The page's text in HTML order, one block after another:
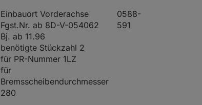
Einbauort Vorderachse
Fgst.Nr. ab 8D-V-054062
Bj. ab 11.96
benötigte Stückzahl 2
für PR-Nummer 1LZ
für
Bremsscheibendurchmesser
280
0588-
591